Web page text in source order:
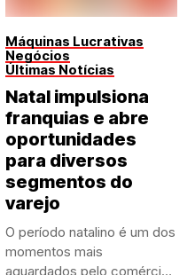
Máquinas Lucrativas
Negócios
Últimas Notícias
Natal impulsiona
franquias e abre
oportunidades
para diversos
segmentos do
varejo
O período natalino é um dos
momentos mais
aguardados pelo comércio